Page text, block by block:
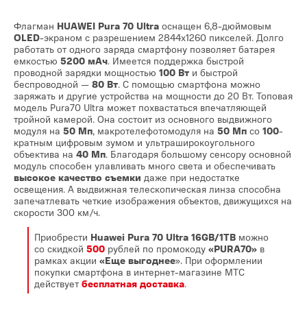
Флагман HUAWEI Pura 70 Ultra оснащен 6,8-дюймовым
OLED-экраном с разрешением 2844x1260 пикселей. Долго
работать от одного заряда смартфону позволяет батарея
емкостью 5200 мАч. Имеется поддержка быстрой
проводной зарядки мощностью 100 Вт и быстрой
беспроводной — 80 Вт. С помощью смартфона можно
заряжать и другие устройства на мощности до 20 Вт. Топовая
модель Pura70 Ultra может похвастаться впечатляющей
тройной камерой. Она состоит из основного выдвижного
модуля на 50 Мп, макротелефотомодуля на 50 Мп со 100-
кратным цифровым зумом и ультраширокоугольного
объектива на 40 Мп. Благодаря большому сенсору основной
модуль способен улавливать много света и обеспечивать
высокое качество съемки даже при недостатке
освещения. А выдвижная телескопическая линза способна
запечатлевать четкие изображения объектов, движущихся на
скорости 300 км/ч.
Приобрести Huawei Pura 70 Ultra 16GB/1TB можно
со скидкой 500 рублей по промокоду «PURA70» в
рамках акции «Еще выгоднее». При оформлении
покупки смартфона в интернет-магазине МТС
действует бесплатная доставка.